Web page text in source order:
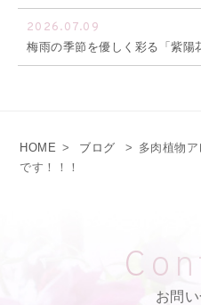
2026.07.09
梅雨の季節を優しく彩る「紫陽
HOME > ブログ > 多肉植物
です！！！
お問